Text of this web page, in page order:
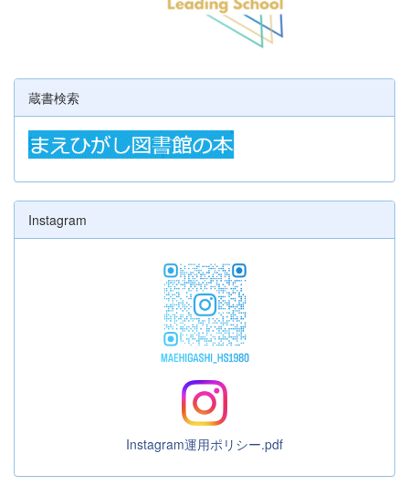
蔵書検索
Instagram
Instagram運用ポリシー.pdf